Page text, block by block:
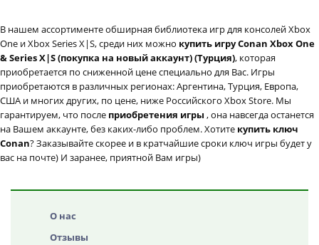
В нашем ассортименте обширная библиотека игр для консолей Xbox
One и Xbox Series X|S, среди них можно купить игру Conan Xbox One
& Series X|S (покупка на новый аккаунт) (Турция), которая
приобретается по сниженной цене специально для Вас. Игры
приобретаются в различных регионах: Аргентина, Турция, Европа,
США и многих других, по цене, ниже Российского Xbox Store. Мы
гарантируем, что после приобретения игры , она навсегда останется
на Вашем аккаунте, без каких-либо проблем. Хотите купить ключ
Conan? Заказывайте скорее и в кратчайшие сроки ключ игры будет у
вас на почте) И заранее, приятной Вам игры)
О нас
Отзывы